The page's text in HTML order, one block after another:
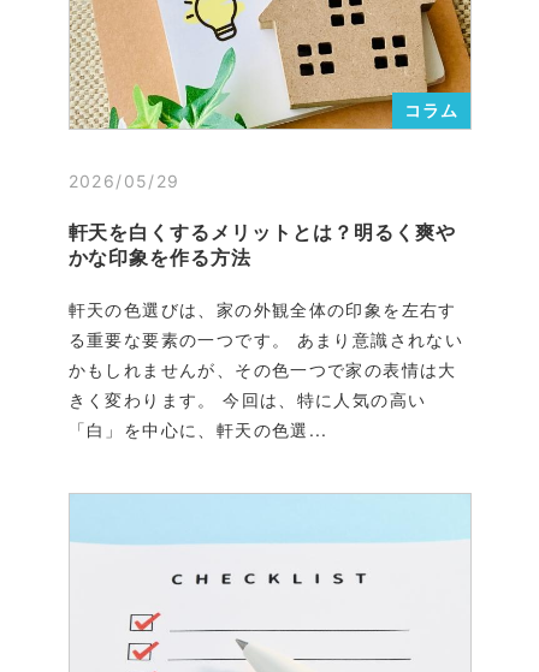
コラム
2026/05/29
軒天を白くするメリットとは？明るく爽や
かな印象を作る方法
軒天の色選びは、家の外観全体の印象を左右す
る重要な要素の一つです。 あまり意識されない
かもしれませんが、その色一つで家の表情は大
きく変わります。 今回は、特に人気の高い
「白」を中心に、軒天の色選...